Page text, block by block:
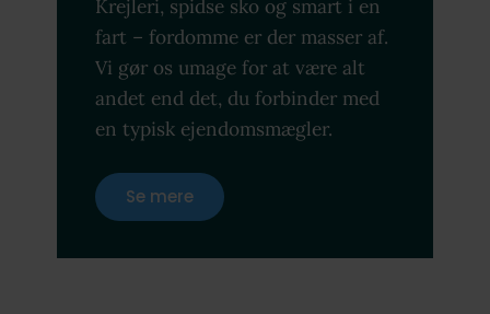
Krejleri, spidse sko og smart i en
fart – fordomme er der masser af.
Vi gør os umage for at være alt
andet end det, du forbinder med
en typisk ejendomsmægler.
Se mere